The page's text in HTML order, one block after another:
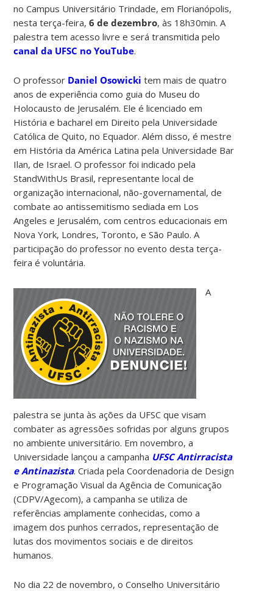
no Campus Universitário Trindade, em Florianópolis,
nesta terça-feira,6 de dezembro, às 18h30min. A
palestra tem acesso livre e será transmitida pelo
canal da UFSC no YouTube.
O professor Daniel Osowicki tem mais de quatro
anos de experiência como guia do Museu do
Holocausto de Jerusalém. Ele é licenciado em
História e bacharel em Direito pela Universidade
Católica de Quito, no Equador. Além disso, é mestre
em História da América Latina pela Universidade Bar
Ilan, de Israel. O professor foi indicado pela
StandWithUs Brasil, representante local de
organização internacional, não-governamental, de
combate ao antissemitismo sediada em Los
Angeles e Jerusalém, com centros educacionais em
Nova York, Londres, Toronto, e São Paulo. A
participação do professor no evento desta terça-
feira é voluntária.
A
palestra se junta às ações da UFSC que visam
combater as agressões sofridas por alguns grupos
no ambiente universitário. Em novembro, a
Universidade lançou a campanha UFSC Antirracista
e Antinazista. Criada pela Coordenadoria de Design
e Programação Visual da Agência de Comunicação
(CDPV/Agecom), a campanha se utiliza de
referências amplamente conhecidas, como a
imagem dos punhos cerrados, representação de
lutas dos movimentos sociais e de direitos
humanos.
No dia 22 de novembro, o Conselho Universitário